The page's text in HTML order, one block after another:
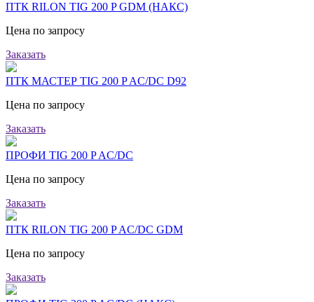
ПТК RILON TIG 200 P GDM (НАКС)
Цена по запросу
Заказать
ПТК МАСТЕР TIG 200 P AC/DC D92
Цена по запросу
Заказать
ПРОФИ TIG 200 P AC/DC
Цена по запросу
Заказать
ПТК RILON TIG 200 P AC/DC GDM
Цена по запросу
Заказать